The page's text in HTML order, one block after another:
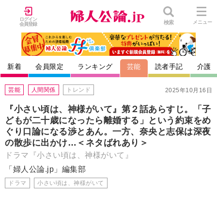
ログイン
会員登録
検索 メニュー
新着 会員限定 ランキング 芸能 読者手記 介護
2025年10月16日
芸能 人間関係 トレンド
『小さい頃は、神様がいて』第２話あらすじ。「子
どもが二十歳になったら離婚する」という約束をめ
ぐり口論になる渉とあん。一方、奈央と志保は深夜
の散歩に出かけ…＜ネタばれあり＞
ドラマ『小さい頃は、神様がいて』
「婦人公論.jp」編集部
ドラマ 小さい頃は、神様がいて